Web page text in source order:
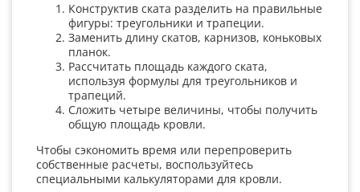
Конструктив ската разделить на правильные
фигуры: треугольники и трапеции.
Заменить длину скатов, карнизов, коньковых
планок.
Рассчитать площадь каждого ската,
используя формулы для треугольников и
трапеций.
Сложить четыре величины, чтобы получить
общую площадь кровли.
Чтобы сэкономить время или перепроверить
собственные расчеты, воспользуйтесь
специальными калькуляторами для кровли.